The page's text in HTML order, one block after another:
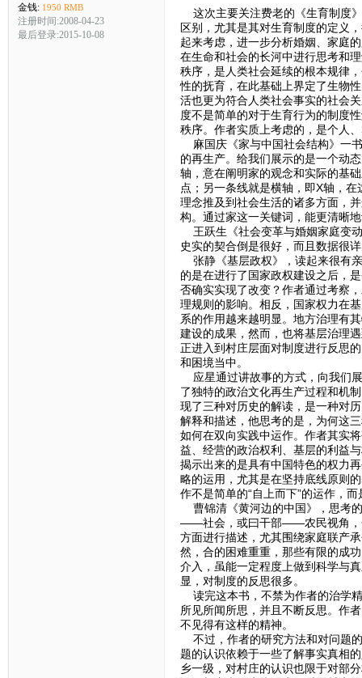
金钱: 1950 RMB
注册时间:2008-04-23
最后登录:2015-10-08
这次主要关注费老的《生育制度
区别，尤其是其对生育制度的定义
起来考虑，进一步分析婚姻、家庭
在生命和社会的长河中进行思考和
秩序，是人类社会延续的根本规律
性的抚育，在此基础上界定了生物
活也更为符合人类社会事实的社会
度不是简单的对于生育行为的制度
秩序。作者实质上考虑的，是个人
麻国庆《家与中国社会结构》一
的再生产。给我们展示的是一个动
轴，意在阐明家的观念和实际的基
点；另一条线就是横轴，即X轴，
理念推及到社会生活的诸多方面，
构。通过家这一关键词，能更清晰
王跃生《社会变革与婚姻家庭变
史实的契合倒是很好，而且数据很
张静《基层政权》，读起来很有
的是在进行了国家政权建设之后，
否确实实现了改变？作者通过考察
理规则的影响。相反，国家权力在
系的作用越来越明显。地方治理有
建设的成果，然而，也将基层治理
正进入到村庄层面对制度进行反思
和困境当中。
应星通过讲故事的方式，向我们
了独特的政治文化再生产过程和机
现了三种对历史的解读，是一种对
解释和描述，他思考的是，为何这
如何在双向实践中运作。作者其实
益、经营的政治权利、基层的利益
揭示出来的是具有中国特色的权力
略的运用，尤其是在坚持底线原则
作不是简单的“自上而下”的运作，
曹锦清《黄河边的中国》，思考
——社会，或曰干部——农民视角，
方面进行描述，尤其围绕家庭联产
然，合的困难重重，那些有限的成
介入，虽能一定程度上做到科学与
显，对制度的反思很多。
读完这本书，不禁为作者的治学
所见所闻所思，并且不断反思。作
不见得有这样的精神。
不过，作者的研究方法和对问题
题的认识依赖于一些了解事实真相
乡一级，对村庄的认识也限于对部